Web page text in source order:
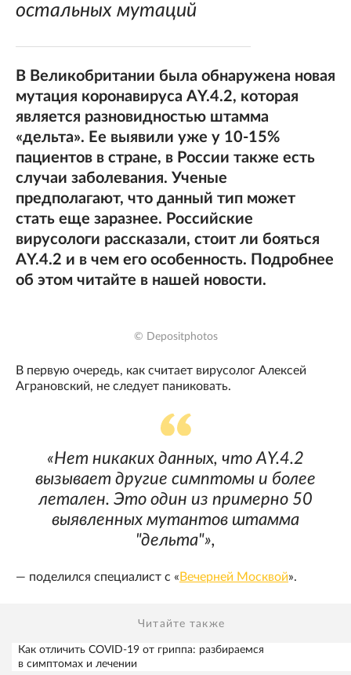
остальных мутаций
В Великобритании была обнаружена новая
мутация коронавируса AY.4.2, которая
является разновидностью штамма
«дельта». Ее выявили уже у 10-15%
пациентов в стране, в России также есть
случаи заболевания. Ученые
предполагают, что данный тип может
стать еще заразнее. Российские
вирусологи рассказали, стоит ли бояться
AY.4.2 и в чем его особенность. Подробнее
об этом читайте в нашей новости.
© Depositphotos
В первую очередь, как считает вирусолог Алексей
Аграновский, не следует паниковать.
«Нет никаких данных, что AY.4.2
вызывает другие симптомы и более
летален. Это один из примерно 50
выявленных мутантов штамма
"дельта"»,
— поделился специалист с « Вечерней Москвой».
Читайте также
Как отличить COVID-19 от гриппа: разбираемся
в симптомах и лечении